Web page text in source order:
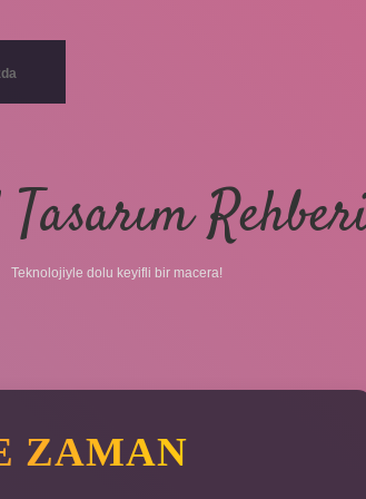
Teknolojiyle dolu keyifli bir macera!
ZAMAN